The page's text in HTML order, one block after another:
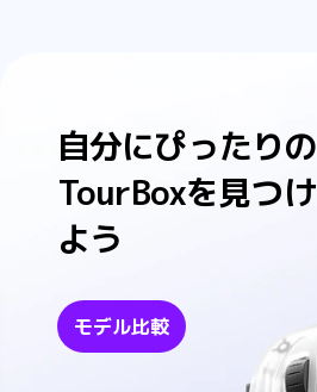
自分にぴったりの
TourBoxを見つけ
よう
モデル比較